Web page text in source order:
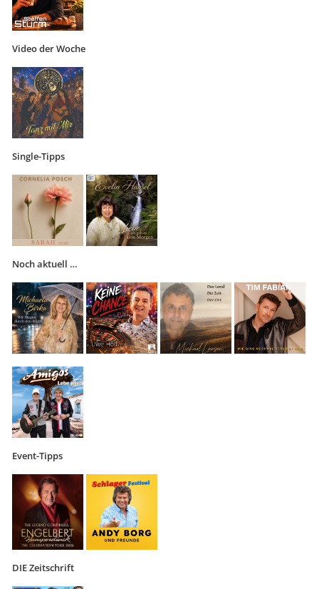
Video der Woche
Single-Tipps
Noch aktuell …
Event-Tipps
DIE Zeitschrift